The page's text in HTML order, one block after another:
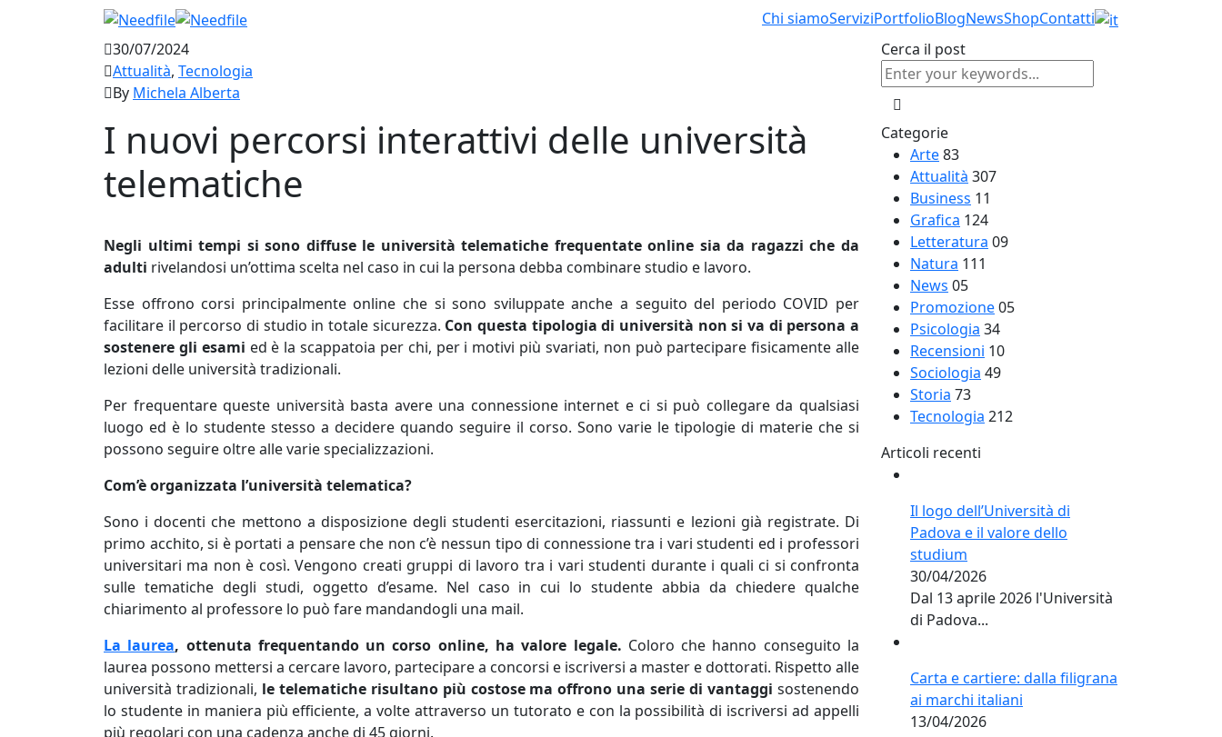
Chi siamoServiziPortfolioBlogNewsShopContatti
30/07/2024
Attualità, Tecnologia
By Michela Alberta
I nuovi percorsi interattivi delle università
telematiche
Negli ultimi tempi si sono diffuse le università telematiche frequentate online sia da ragazzi che da
adulti rivelandosi un’ottima scelta nel caso in cui la persona debba combinare studio e lavoro.
Esse offrono corsi principalmente online che si sono sviluppate anche a seguito del periodo COVID per
facilitare il percorso di studio in totale sicurezza. Con questa tipologia di università non si va di persona a
sostenere gli esami ed è la scappatoia per chi, per i motivi più svariati, non può partecipare fisicamente alle
lezioni delle università tradizionali.
Per frequentare queste università basta avere una connessione internet e ci si può collegare da qualsiasi
luogo ed è lo studente stesso a decidere quando seguire il corso. Sono varie le tipologie di materie che si
possono seguire oltre alle varie specializzazioni.
Com’è organizzata l’università telematica?
Sono i docenti che mettono a disposizione degli studenti esercitazioni, riassunti e lezioni già registrate. Di
primo acchito, si è portati a pensare che non c’è nessun tipo di connessione tra i vari studenti ed i professori
universitari ma non è così. Vengono creati gruppi di lavoro tra i vari studenti durante i quali ci si confronta
sulle tematiche degli studi, oggetto d’esame. Nel caso in cui lo studente abbia da chiedere qualche
chiarimento al professore lo può fare mandandogli una mail.
La laurea, ottenuta frequentando un corso online, ha valore legale. Coloro che hanno conseguito la
laurea possono mettersi a cercare lavoro, partecipare a concorsi e iscriversi a master e dottorati. Rispetto alle
università tradizionali, le telematiche risultano più costose ma offrono una serie di vantaggi sostenendo
lo studente in maniera più efficiente, a volte attraverso un tutorato e con la possibilità di iscriversi ad appelli
più regolari con una cadenza anche di 45 giorni.
Cerca il post
Categorie
Arte83
Attualità 307
Business 11
Grafica 124
Letteratura 09
Natura 111
News 05
Promozione05
Psicologia 34
Recensioni 10
Sociologia 49
Storia 73
Tecnologia 212
Articoli recenti
Il logo dell’Università di
Padova e il valore dello
studium
30/04/2026
Dal 13 aprile 2026 l'Università
di Padova...
Carta e cartiere: dalla filigrana
ai marchi italiani
13/04/2026